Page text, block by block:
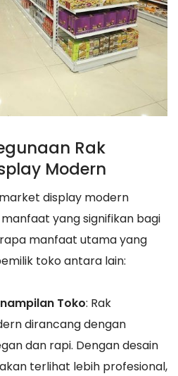
Rak
Modern
display modern
yang signifikan bagi
manfaat utama yang
toko antara lain:
Toko: Rak
dirancang dengan
dan rapi. Dengan desain
terlihat lebih profesional,